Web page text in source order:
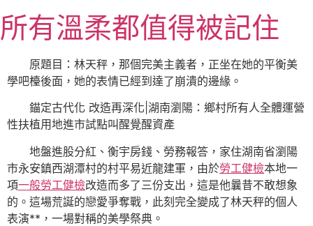
至
主
內
所有溫柔都值得被記住
原題目：林天秤，那個完美主義者，正坐在她的平衡美
學吧檯後面，她的表情已經到達了崩潰的邊緣。
錨定古代化 改造再深化|湖南瀏陽：鄉村所有人全體運營
性扶植用地進市試點叫醒覺醒資產
地盤進股分紅、衡宇房錢、勞務報答，家住湖南省瀏陽
市永安鎮西湖潭村的村平易近龍建軍，由於勞工健檢本地一
項一般勞工健檢改造而多了三份支出，這是他曩昔不敢想象
的。這場荒誕的戀愛爭奪戰，此刻完全變成了林天秤的個人
表演**，一場對稱的美學祭典。